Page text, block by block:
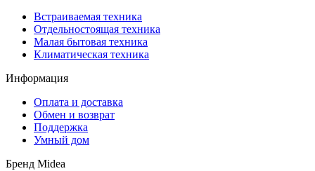
Встраиваемая техника
Отдельностоящая техника
Малая бытовая техника
Климатическая техника
Информация
Оплата и доставка
Обмен и возврат
Поддержка
Умный дом
Бренд Midea